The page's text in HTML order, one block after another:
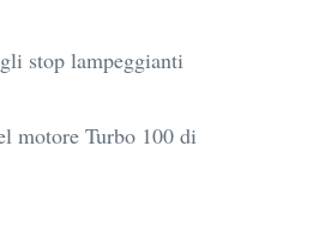
stop lampeggianti
motore Turbo 100 di